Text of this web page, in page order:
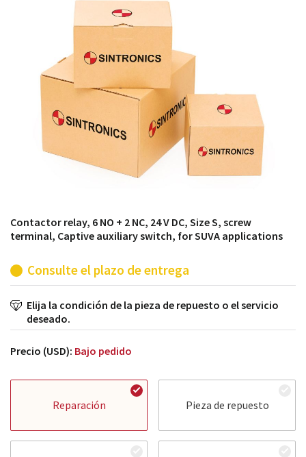
módulos antiguos a un alto nivel técnico o sustitución
de módulos descontinuados por módulos del propio
Contactor relay, 6 NO + 2 NC, 24 V DC, Size S, screw
terminal, Captive auxiliary switch, for SUVA applications
Consulte el plazo de entrega
Elija la condición de la pieza de repuesto o el servicio
deseado.
Precio (USD): Bajo pedido
Reparación Pieza de repuesto